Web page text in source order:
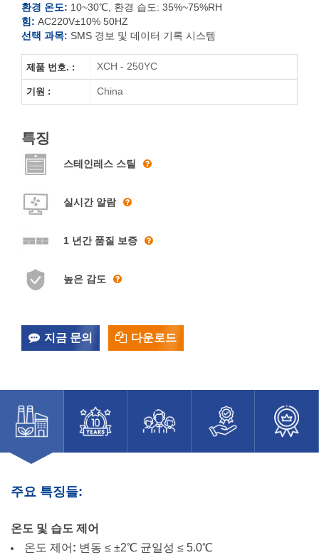
XCH-800YC
XCH-1000YC
환경 온도: 10~30℃, 환경 습도: 35%~75%RH
힘: AC220V±10% 50HZ
선택 과목: SMS 경보 및 데이터 기록 시스템
제품 번호. : XCH - 250YC
기원 : China
특징
스테인레스 스틸
실시간 알람
1 년간 품질 보증
높은 감도
지금 문의 다운로드
주요 특징들:
온도 및 습도 제어
온도 제어 : 변동 ≤ ±2℃ 균일성 ≤ 5.0℃